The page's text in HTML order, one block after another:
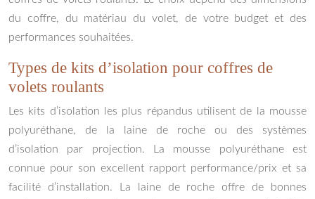
du coffre, du matériau du volet, de votre budget et des
performances souhaitées.
Types de kits d’isolation pour coffres de
volets roulants
Les kits d’isolation les plus répandus utilisent de la mousse
polyuréthane, de la laine de roche ou des systèmes
d’isolation par projection. La mousse polyuréthane est
connue pour son excellent rapport performance/prix et sa
facilité d’installation. La laine de roche offre de bonnes